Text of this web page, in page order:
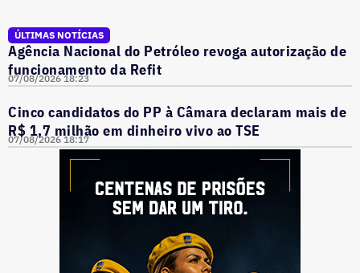
ÚLTIMAS NOTÍCIAS
Agência Nacional do Petróleo revoga autorização de
funcionamento da Refit
07/08/2026 18:23
Cinco candidatos do PP à Câmara declaram mais de
R$ 1,7 milhão em dinheiro vivo ao TSE
07/08/2026 18:17